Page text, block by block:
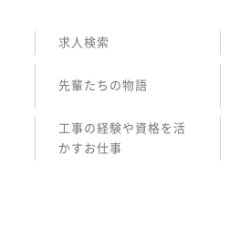
求人検索
先輩たちの物語
工事の経験や資格を活
かすお仕事